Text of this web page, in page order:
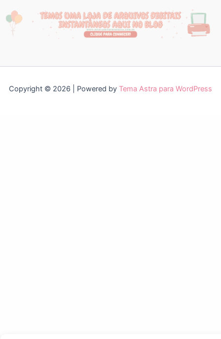
Copyright © 2026 | Powered by Tema Astra para WordPress